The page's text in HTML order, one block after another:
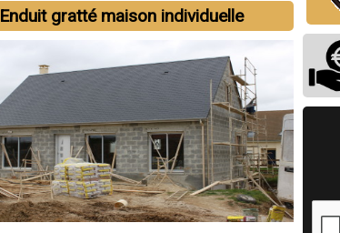
Enduit gratté maison individuelle